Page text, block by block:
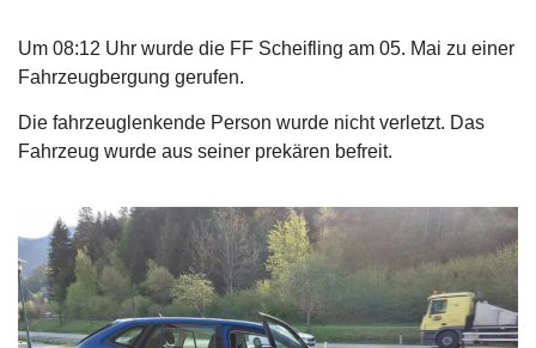
Um 08:12 Uhr wurde die FF Scheifling am 05. Mai zu einer
Fahrzeugbergung gerufen.
Die fahrzeuglenkende Person wurde nicht verletzt. Das
Fahrzeug wurde aus seiner prekären befreit.